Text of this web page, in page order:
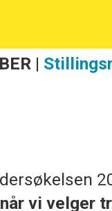
|
vi velger